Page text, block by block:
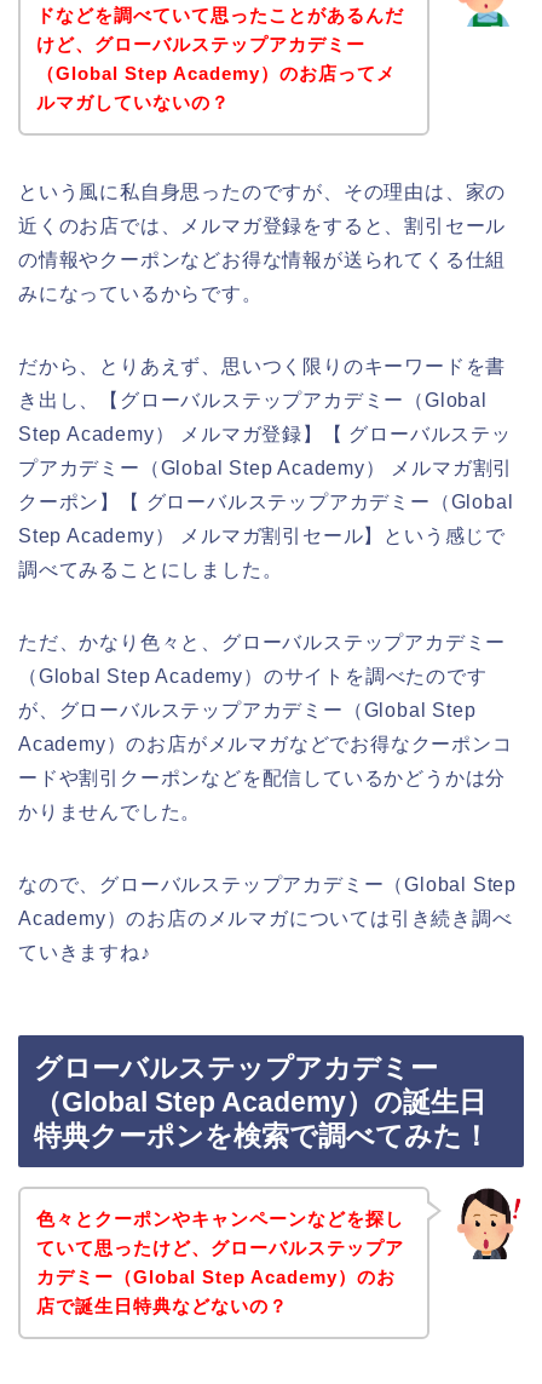
ドなどを調べていて思ったことがあるんだ
けど、グローバルステップアカデミー
（Global Step Academy）のお店ってメ
ルマガしていないの？
という風に私自身思ったのですが、その理由は、家の
近くのお店では、メルマガ登録をすると、割引セール
の情報やクーポンなどお得な情報が送られてくる仕組
みになっているからです。
だから、とりあえず、思いつく限りのキーワードを書
き出し、【グローバルステップアカデミー（Global
Step Academy） メルマガ登録】【 グローバルステッ
プアカデミー（Global Step Academy） メルマガ割引
クーポン】【 グローバルステップアカデミー（Global
Step Academy） メルマガ割引セール】という感じで
調べてみることにしました。
ただ、かなり色々と、グローバルステップアカデミー
（Global Step Academy）のサイトを調べたのです
が、グローバルステップアカデミー（Global Step
Academy）のお店がメルマガなどでお得なクーポンコ
ードや割引クーポンなどを配信しているかどうかは分
かりませんでした。
なので、グローバルステップアカデミー（Global Step
Academy）のお店のメルマガについては引き続き調べ
ていきますね♪
グローバルステップアカデミー
（Global Step Academy）の誕生日
特典クーポンを検索で調べてみた！
色々とクーポンやキャンペーンなどを探し
ていて思ったけど、グローバルステップア
カデミー（Global Step Academy）のお
店で誕生日特典などないの？